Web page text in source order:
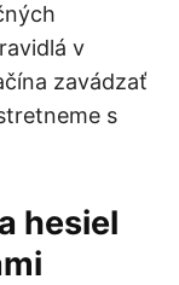
v
zavádzať
s
hesiel